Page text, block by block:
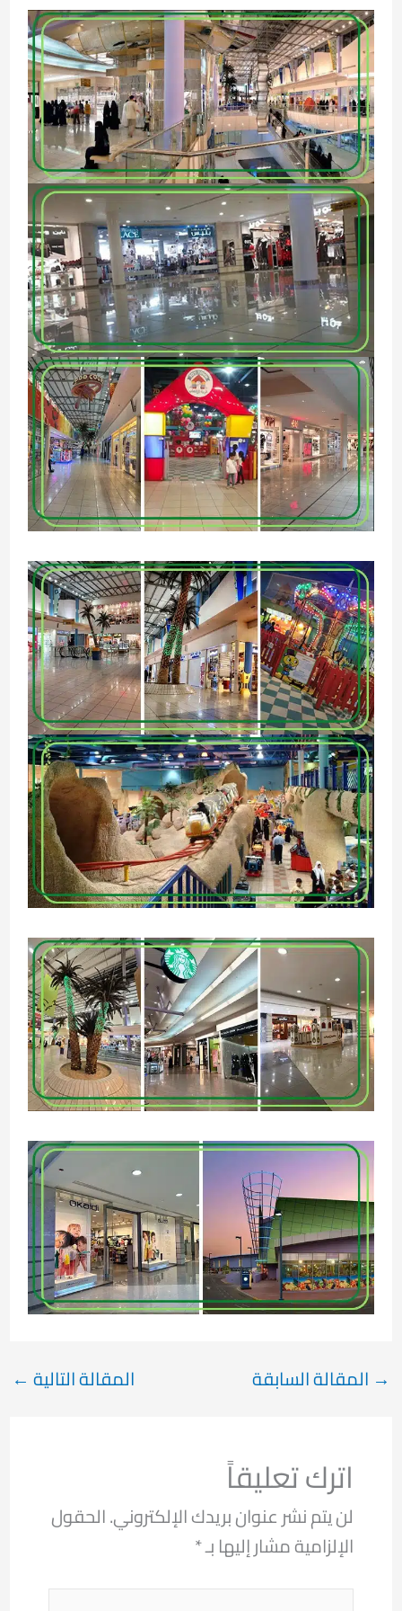
→ المقالة السابقة المقالة التالية ←
اترك تعليقاً
لن يتم نشر عنوان بريدك الإلكتروني.الحقول
الإلزامية مشار إليها بـ*
اكتب